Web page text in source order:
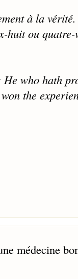
à la
huit ou
who hath
the
médecine